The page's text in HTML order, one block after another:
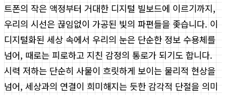
트폰의 작은 액정부터 거대한 디지털 빌보드에 이르기까지,
우리의 시선은 끊임없이 가공된 빛의 파편들을 좇습니다. 이
디지털화된 세상 속에서 우리의 눈은 단순한 정보 수용체를
넘어, 때로는 피로하고 지친 감정의 통로가 되기도 합니다.
시력 저하는 단순히 사물이 흐릿하게 보이는 물리적 현상을
넘어, 세상과의 연결이 희미해지는 듯한 감각적 단절을 의미